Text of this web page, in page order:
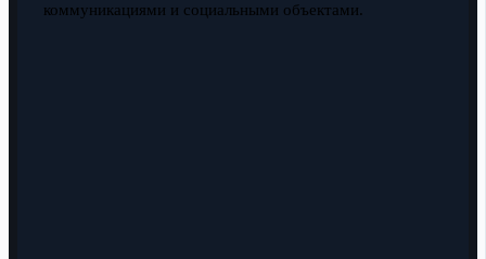
коммуникациями и социальными объектами.